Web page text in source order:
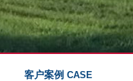
客户案例 CASE